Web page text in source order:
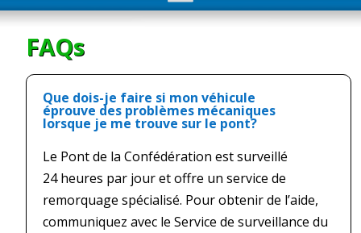
FAQs
Que dois-je faire si mon véhicule
éprouve des problèmes mécaniques
lorsque je me trouve sur le pont?
Le Pont de la Confédération est surveillé
24 heures par jour et offre un service de
remorquage spécialisé. Pour obtenir de l’aide,
communiquez avec le Service de surveillance du